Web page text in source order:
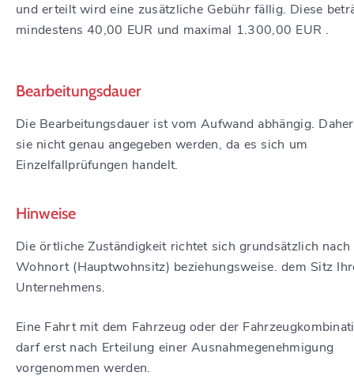
und erteilt wird eine zusätzliche Gebühr fällig. Diese
mindestens 40,00 EUR und maximal 1.300,00 EUR .
Bearbeitungsdauer
Die Bearbeitungsdauer ist vom Aufwand abhängig.
sie nicht genau angegeben werden, da es sich um
Einzelfallprüfungen handelt.
Hinweise
Die örtliche Zuständigkeit richtet sich grundsätzlich nach
Wohnort (Hauptwohnsitz) beziehungsweise. dem Sitz
Unternehmens.
Eine Fahrt mit dem Fahrzeug oder der
darf erst nach Erteilung einer Ausnahmegenehmigung
vorgenommen werden.